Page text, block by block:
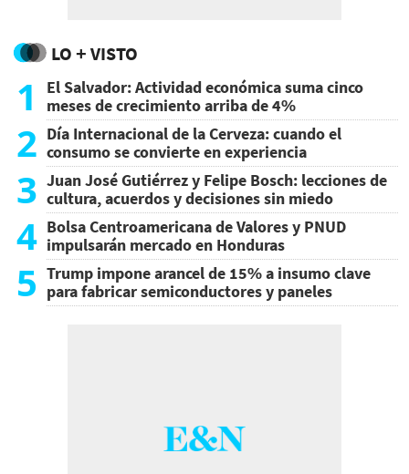
LO + VISTO
1
El Salvador: Actividad económica suma cinco
meses de crecimiento arriba de 4%
2 Día Internacional de la Cerveza: cuando el
consumo se convierte en experiencia
3 Juan José Gutiérrez y Felipe Bosch: lecciones de
cultura, acuerdos y decisiones sin miedo
4 Bolsa Centroamericana de Valores y PNUD
impulsarán mercado en Honduras
5 Trump impone arancel de 15% a insumo clave
para fabricar semiconductores y paneles